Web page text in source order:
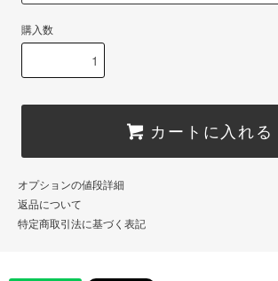
購入数
カートに入れる
オプションの値段詳細
返品について
特定商取引法に基づく表記